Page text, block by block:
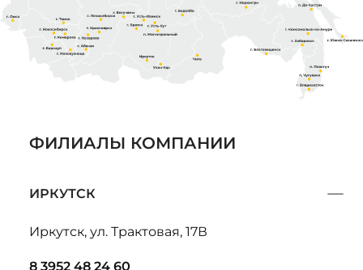
ФИЛИАЛЫ КОМПАНИИ
ИРКУТСК
Иркутск, ул. Трактовая, 17В
8 3952 48 24 60